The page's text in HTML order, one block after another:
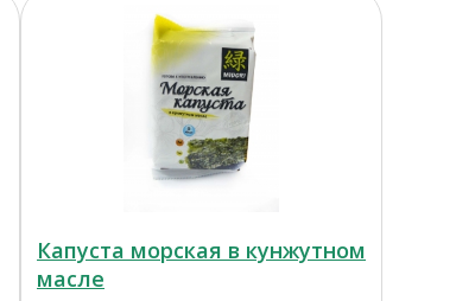
Капуста морская в кунжутном
масле